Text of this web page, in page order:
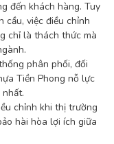
đến khách hàng. Tuy
việc điều chỉnh
chỉ là thách thức mà
phân phối, đối
Tiền Phong nỗ lực
chỉnh khi thị trường
hài hòa lợi ích giữa